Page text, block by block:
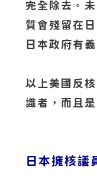
完全除去。
質會殘留在
日本政府有
以上美國反
識者，而且
日本擁核議